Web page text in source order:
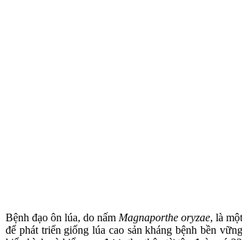
Bệnh đạo ôn lúa, do nấm Magnaporthe oryzae, là
để phát triển giống lúa cao sản kháng bệnh bền vững